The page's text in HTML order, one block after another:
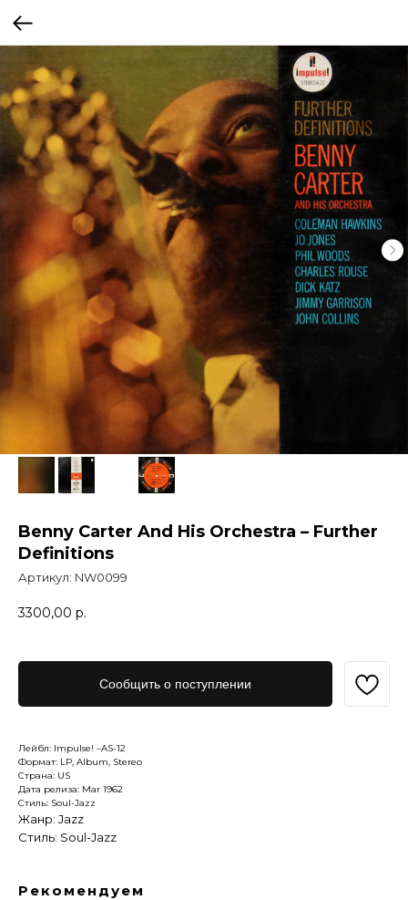
Benny Carter And His Orchestra – Further
Definitions
Артикул: NW0099
3300,00 р.
Сообщить о поступлении
Лейбл: Impulse! –AS-12
Формат: LP, Album, Stereo
Страна: US
Дата релиза: Mar 1962
Стиль: Soul-Jazz
Жанр: Jazz
Стиль: Soul-Jazz
Рекомендуем